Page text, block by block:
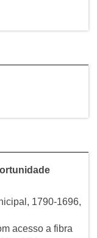
1790-1696,
acesso a fibra